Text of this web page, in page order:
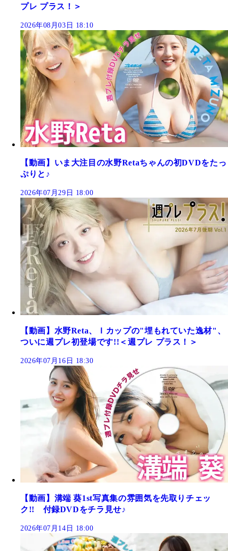
プレ プラス！＞
2026年08月03日 18:10
【動画】いま大注目の水野Retaちゃんの初DVDをたっ
ぷりと♪
2026年07月29日 18:00
【動画】水野Reta、Ｉカップの"埋もれていた逸材"、
ついに週プレ初登場です!!＜週プレ プラス！＞
2026年07月16日 18:30
【動画】溝端 葵1st写真集の雰囲気を先取りチェッ
ク!! 付録DVDをチラ見せ♪
2026年07月14日 18:00